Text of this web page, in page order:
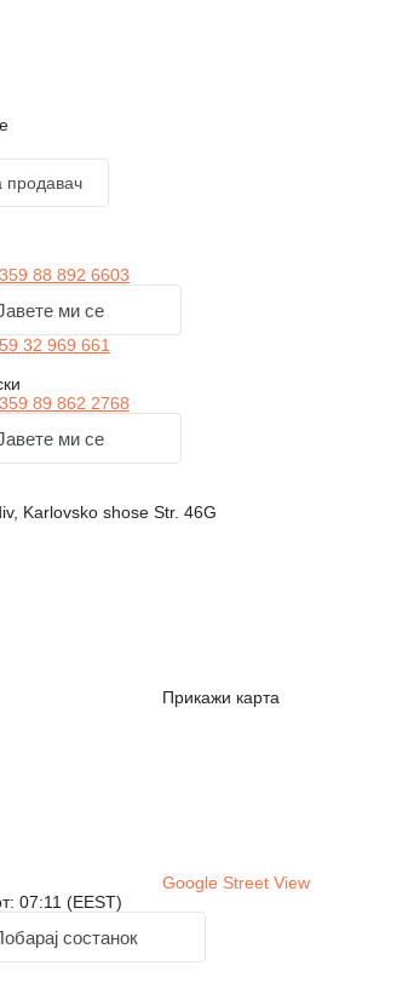
продавач
88 892 6603
ми се
32 969 661
89 862 2768
ми се
Karlovsko shose Str. 46G
Прикажи карта
Google Street View
07:11 (EEST)
состанок